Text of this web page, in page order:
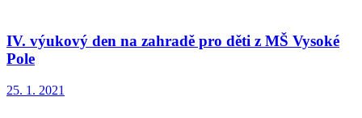
IV. výukový den na zahradě pro děti z MŠ Vysoké
Pole
25. 1. 2021